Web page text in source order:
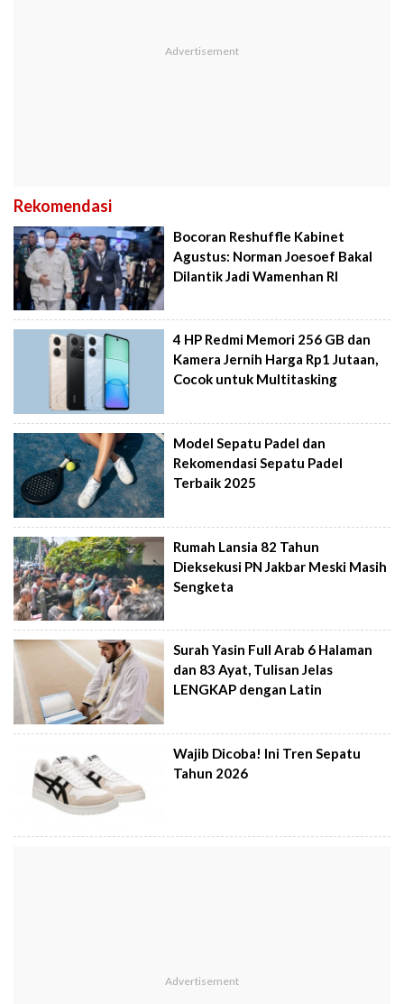
Rekomendasi
Bocoran Reshuffle Kabinet
Agustus: Norman Joesoef Bakal
Dilantik Jadi Wamenhan RI
4 HP Redmi Memori 256 GB dan
Kamera Jernih Harga Rp1 Jutaan,
Cocok untuk Multitasking
Model Sepatu Padel dan
Rekomendasi Sepatu Padel
Terbaik 2025
Rumah Lansia 82 Tahun
Dieksekusi PN Jakbar Meski Masih
Sengketa
Surah Yasin Full Arab 6 Halaman
dan 83 Ayat, Tulisan Jelas
LENGKAP dengan Latin
Wajib Dicoba! Ini Tren Sepatu
Tahun 2026